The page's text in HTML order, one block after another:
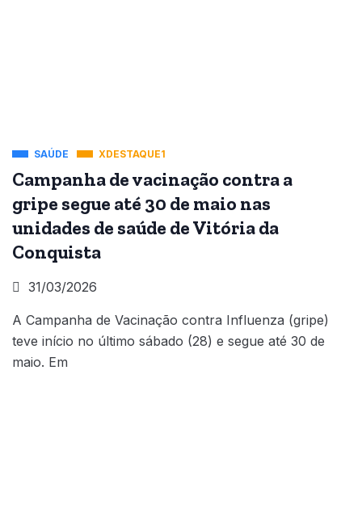
SAÚDE XDESTAQUE1
Campanha de vacinação contra a
gripe segue até 30 de maio nas
unidades de saúde de Vitória da
Conquista
31/03/2026
A Campanha de Vacinação contra Influenza (gripe)
teve início no último sábado (28) e segue até 30 de
maio. Em